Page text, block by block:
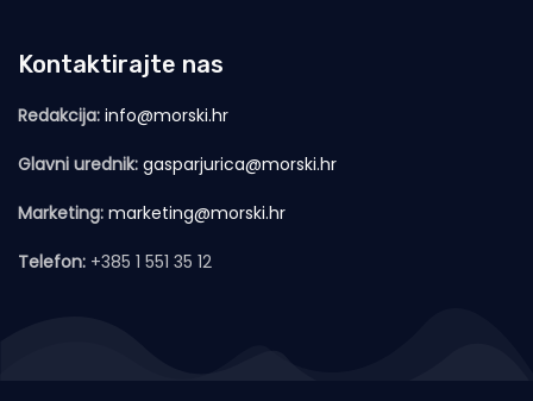
Kontaktirajte nas
Redakcija: info@morski.hr
Glavni urednik: gasparjurica@morski.hr
Marketing: marketing@morski.hr
Telefon: +385 1 551 35 12